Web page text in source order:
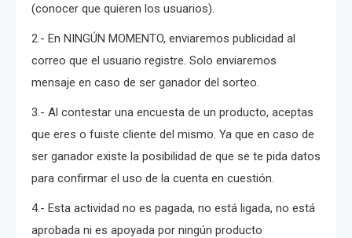
(conocer que quieren los usuarios).
2.- En NINGÚN MOMENTO, enviaremos publicidad al
correo que el usuario registre. Solo enviaremos
mensaje en caso de ser ganador del sorteo.
3.- Al contestar una encuesta de un producto, aceptas
que eres o fuiste cliente del mismo. Ya que en caso de
ser ganador existe la posibilidad de que se te pida datos
para confirmar el uso de la cuenta en cuestión.
4.- Esta actividad no es pagada, no está ligada, no está
aprobada ni es apoyada por ningún producto